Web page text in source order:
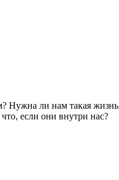
Нужна ли нам такая
если они внутри нас?